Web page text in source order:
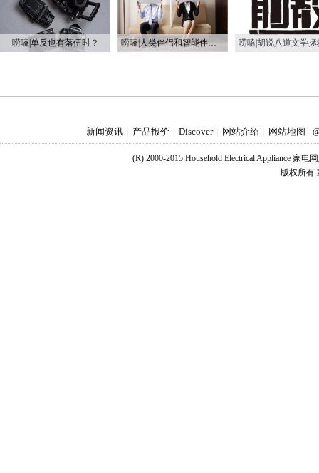
唠嗑|单反也有落伍时？ 唠嗑|人类伴侣和智能伴侣 哪个更好？
新闻资讯 产品报价 Discover 网站介绍 网站地图
(R) 2000-2015 Household Electrical Appliance 家电
版权所有